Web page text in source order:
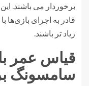
قادر به اجرای بازی‌ها
زیاد تر باشند.
سامسونگ